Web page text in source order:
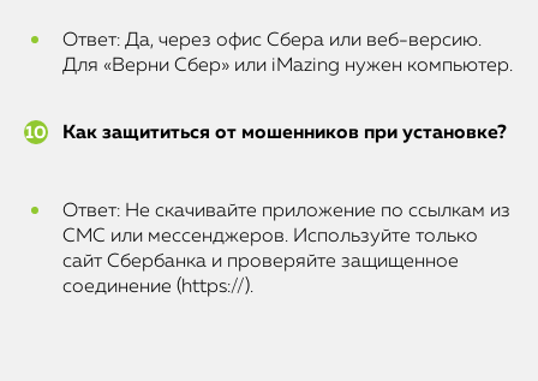
Ответ: Да, через офис Сбера или веб-версию.
Для «Верни Сбер» или iMazing нужен компьютер.
Как защититься от мошенников при установке?
Ответ: Не скачивайте приложение по ссылкам из
СМС или мессенджеров. Используйте только
сайт Сбербанка и проверяйте защищенное
соединение (https://).